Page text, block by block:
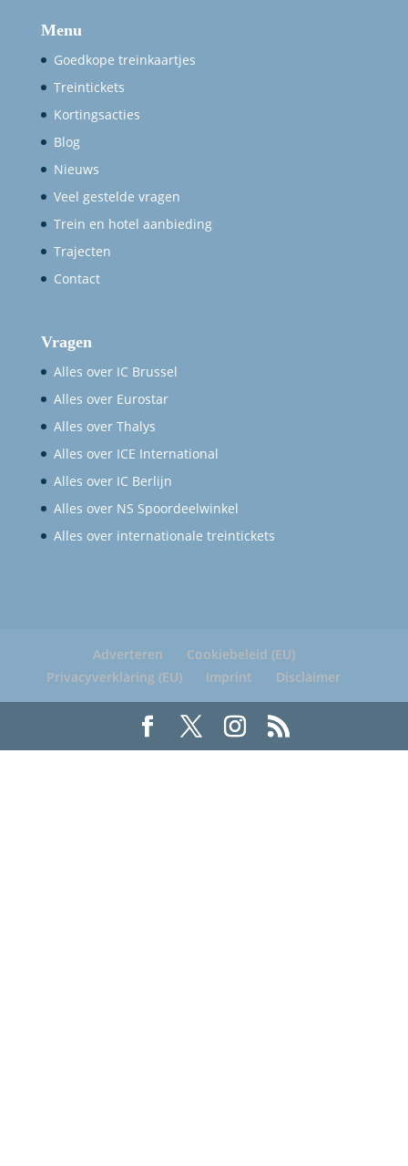
Menu
Goedkope treinkaartjes
Treintickets
Kortingsacties
Blog
Nieuws
Veel gestelde vragen
Trein en hotel aanbieding
Trajecten
Contact
Vragen
Alles over IC Brussel
Alles over Eurostar
Alles over Thalys
Alles over ICE International
Alles over IC Berlijn
Alles over NS Spoordeelwinkel
Alles over internationale treintickets
Adverteren
Cookiebeleid (EU)
Privacyverklaring (EU)
Imprint Disclaimer